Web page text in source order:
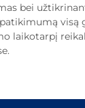
bei
visą
laikotarpį